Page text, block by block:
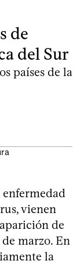
de
del Sur
países de la
enfermedad
vienen
de
marzo. En
la